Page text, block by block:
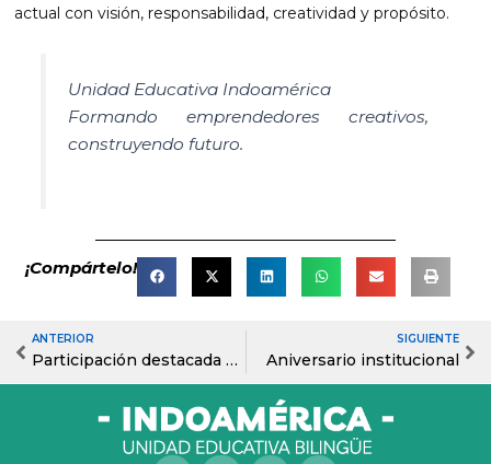
actual con visión, responsabilidad, creatividad y propósito.
Unidad Educativa Indoamérica
Formando emprendedores creativos,
construyendo futuro.
¡Compártelo!
Prev
ANTERIOR
Participación destacada en la Competencia Virtual STEM con Gizmos 2025-2026
SIGUIENTE
Aniversario institucional